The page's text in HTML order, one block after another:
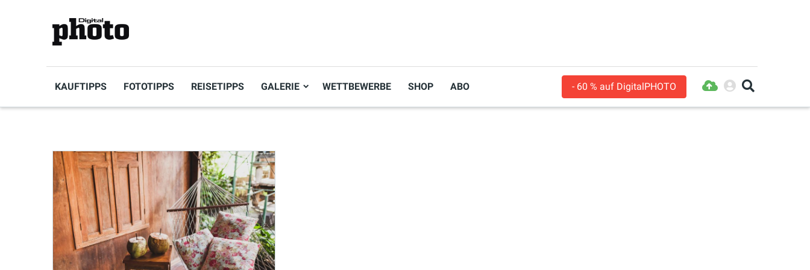
KAUFTIPPS FOTOTIPPS REISETIPPS GALERIE WETTBEWERBE SHOP ABO - 60 % auf DigitalPHOTO